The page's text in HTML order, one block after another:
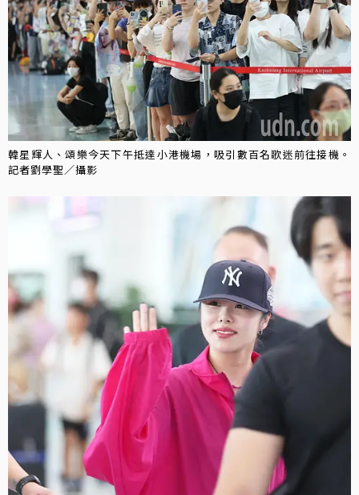
韓星輝人、頌樂今天下午抵達小港機場，吸引數百名歌迷前往接機。
記者劉學聖／攝影